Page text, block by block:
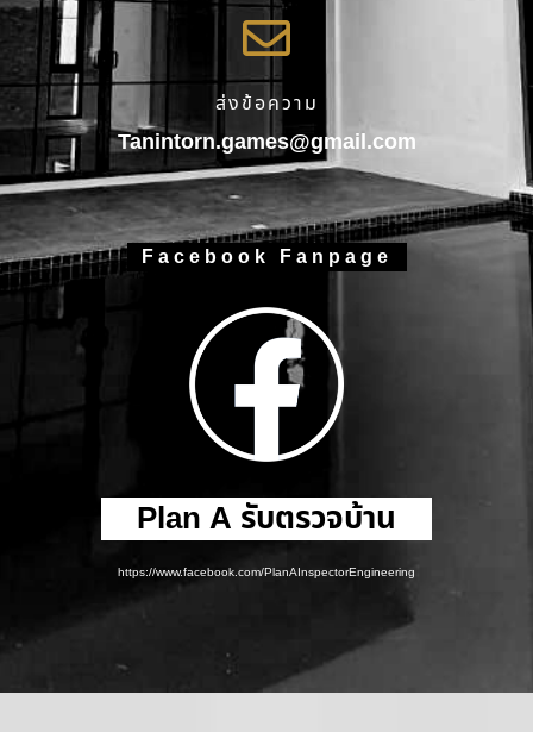
ส่งข้อความ
Tanintorn.games@gmail.com
Facebook Fanpage
Plan A รับตรวจบ้าน
https://www.facebook.com/PlanAInspectorEngineering